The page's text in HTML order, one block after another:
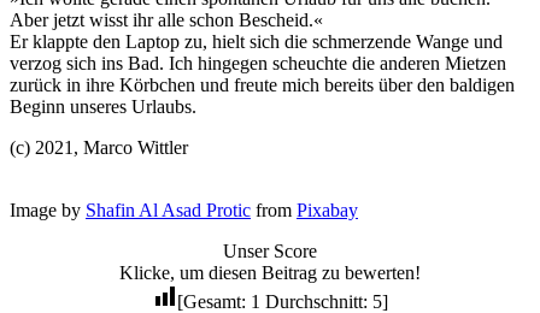
Aber jetzt wisst ihr alle schon Bescheid.«
Er klappte den Laptop zu, hielt sich die schmerzende Wange und
verzog sich ins Bad. Ich hingegen scheuchte die anderen Mietzen
zurück in ihre Körbchen und freute mich bereits über den baldigen
Beginn unseres Urlaubs.
(c) 2021, Marco Wittler
Image by Shafin Al Asad Protic from Pixabay
Unser Score
Klicke, um diesen Beitrag zu bewerten!
[Gesamt: 1 Durchschnitt: 5]